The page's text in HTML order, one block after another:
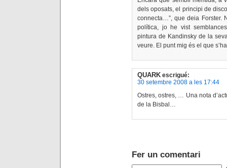
dels oposats, el principi de
connecta…”, que deia Forster.
política, jo he vist
pintura de Kandinsky de la
veure. El punt mig és el que
QUARK escrigué:
30 setembre 2008 a les 17:44
Ostres, ostres, … Una nota
de la Bisbal…
Fer un comentari